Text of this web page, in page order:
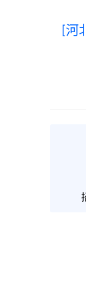
[河